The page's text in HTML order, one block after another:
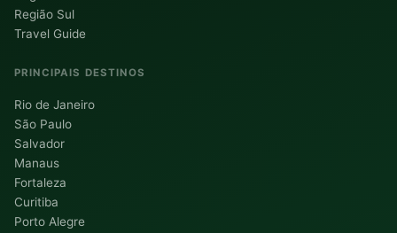
Região Sul
Travel Guide
PRINCIPAIS DESTINOS
Rio de Janeiro
São Paulo
Salvador
Manaus
Fortaleza
Curitiba
Porto Alegre